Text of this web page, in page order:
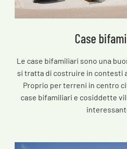
Case
Le case bifamiliari sono una
si tratta di costruire in contesti
Proprio per terreni in centro
case bifamiliari e cosiddette